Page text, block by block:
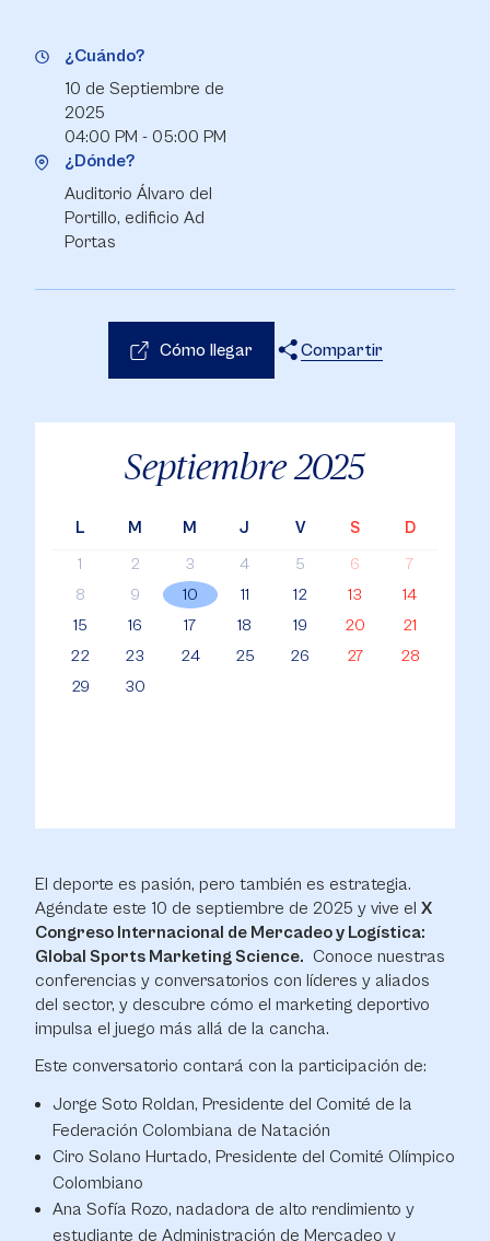
El deporte es pasión, pero también es estrategia.
Agéndate este 10 de septiembre de 2025 y vive el X
Congreso Internacional de Mercadeo y Logística:
Global Sports Marketing Science. Conoce nuestras
conferencias y conversatorios con líderes y aliados
del sector, y descubre cómo el marketing deportivo
impulsa el juego más allá de la cancha.
Este conversatorio contará con la participación de:
Jorge Soto Roldan, Presidente del Comité de la
Federación Colombiana de Natación
Ciro Solano Hurtado, Presidente del Comité Olímpico
Colombiano
Ana Sofía Rozo, nadadora de alto rendimiento y
estudiante de Administración de Mercadeo y
Septiembre 2025
L M M J V S
D
1
2 3 4 5 6
7
8
9 10 11 12 13
14
15
16 17 18 19 20
21
22
23 24 25 26 27
28
29
30
¿Cuándo?
10 de Septiembre de
2025
04:00 PM - 05:00 PM
¿Dónde?
Auditorio Álvaro del
Portillo, edificio Ad
Portas
Cómo llegar
Compartir